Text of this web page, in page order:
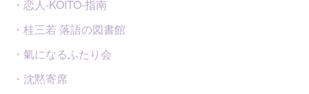
・恋人-KOITO-指南
・桂三若 落語の図書館
・氣になるふたり会
・沈黙寄席